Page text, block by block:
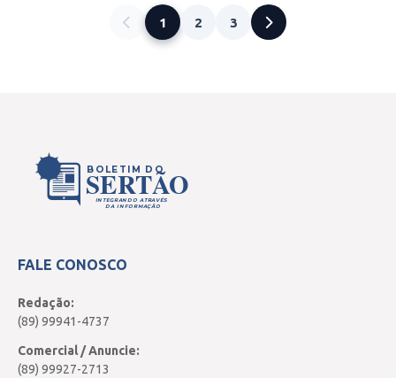
1 2 3
BOLETIM DO
SERTÃO
INTEGRANDO ATRAVÉS
DA INFORMAÇÃO
FALE CONOSCO
Redação:
(89) 99941-4737
Comercial / Anuncie:
(89) 99927-2713